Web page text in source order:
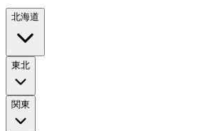
北海道
東北
関東